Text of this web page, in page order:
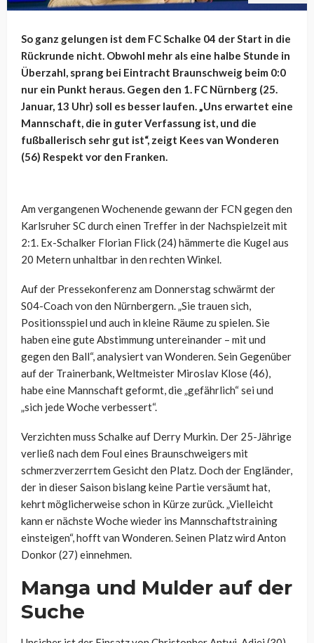
So ganz gelungen ist dem FC Schalke 04 der Start in die
Rückrunde nicht. Obwohl mehr als eine halbe Stunde in
Überzahl, sprang bei Eintracht Braunschweig beim 0:0
nur ein Punkt heraus. Gegen den 1. FC Nürnberg (25.
Januar, 13 Uhr) soll es besser laufen. „Uns erwartet eine
Mannschaft, die in guter Verfassung ist, und die
fußballerisch sehr gut ist“, zeigt Kees van Wonderen
(56) Respekt vor den Franken.
Am vergangenen Wochenende gewann der FCN gegen den
Karlsruher SC durch einen Treffer in der Nachspielzeit mit
2:1. Ex-Schalker Florian Flick (24) hämmerte die Kugel aus
20 Metern unhaltbar in den rechten Winkel.
Auf der Pressekonferenz am Donnerstag schwärmt der
S04-Coach von den Nürnbergern. „Sie trauen sich,
Positionsspiel und auch in kleine Räume zu spielen. Sie
haben eine gute Abstimmung untereinander – mit und
gegen den Ball“, analysiert van Wonderen. Sein Gegenüber
auf der Trainerbank, Weltmeister Miroslav Klose (46),
habe eine Mannschaft geformt, die „gefährlich“ sei und
„sich jede Woche verbessert“.
Verzichten muss Schalke auf Derry Murkin. Der 25-Jährige
verließ nach dem Foul eines Braunschweigers mit
schmerzverzerrtem Gesicht den Platz. Doch der Engländer,
der in dieser Saison bislang keine Partie versäumt hat,
kehrt möglicherweise schon in Kürze zurück. „Vielleicht
kann er nächste Woche wieder ins Mannschaftstraining
einsteigen“, hofft van Wonderen. Seinen Platz wird Anton
Donkor (27) einnehmen.
Manga und Mulder auf der
Suche